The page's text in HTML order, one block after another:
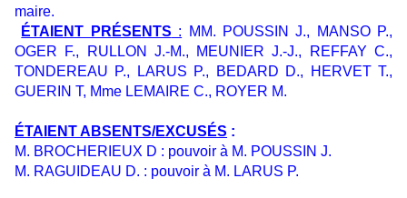
maire.
ÉTAIENT PRÉSENTS :
MM. POUSSIN J., MANSO P.,
OGER F., RULLON J.-M., MEUNIER J.-J., REFFAY C.,
TONDEREAU P., LARUS P., BEDARD D., HERVET T.,
GUERIN T, Mme LEMAIRE C., ROYER M.
ÉTAIENT ABSENTS/EXCUSÉS :
M. BROCHERIEUX D : pouvoir à M. POUSSIN J.
M. RAGUIDEAU D. : pouvoir à M. LARUS P.